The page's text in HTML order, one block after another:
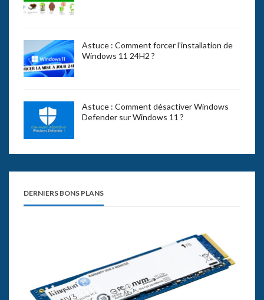
Astuce : Comment forcer l’installation de
Windows 11 24H2 ?
Astuce : Comment désactiver Windows
Defender sur Windows 11 ?
DERNIERS BONS PLANS